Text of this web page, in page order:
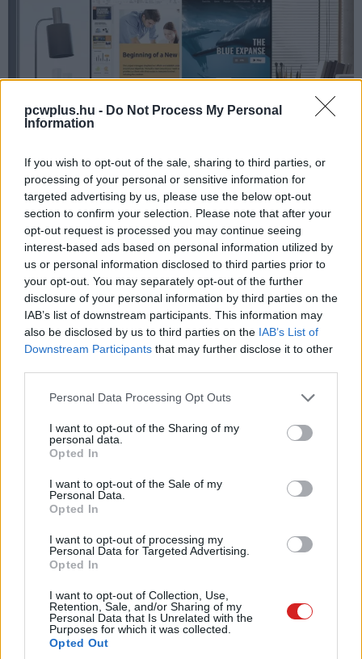
pcwplus.hu - Do Not Process My Personal
Information
If you wish to opt-out of the sale, sharing to third parties, or
processing of your personal or sensitive information for
targeted advertising by us, please use the below opt-out
section to confirm your selection. Please note that after your
opt-out request is processed you may continue seeing
interest-based ads based on personal information utilized by
us or personal information disclosed to third parties prior to
your opt-out. You may separately opt-out of the further
disclosure of your personal information by third parties on the
IAB’s list of downstream participants. This information may
also be disclosed by us to third parties on the IAB’s List of
Downstream Participants that may further disclose it to other
Please note that this website/app uses one or more Google
not limited to your visit or usage behaviour. You may click to
grant or deny consent to Google and its third-party tags to
use your data for below specified purposes in below Google
consent section.
Personal Data Processing Opt Outs
I want to opt-out of the Sharing of my
personal data.
Opted In
I want to opt-out of the Sale of my
Personal Data.
Opted In
I want to opt-out of processing my
Personal Data for Targeted Advertising.
Opted In
I want to opt-out of Collection, Use,
Retention, Sale, and/or Sharing of my
Personal Data that Is Unrelated with the
Purposes for which it was collected.
Opted Out
Pulzusméréssel segíti a biztonságos mozgást az új
balatoni kardioösvény (X)
4 és egy 8 km-es egészségügyi tanösvény nyílt
Balatonalmádiban.
Már a Steamen is használhatjuk
a PlayStation 5 DualSense
Kedvencekhez